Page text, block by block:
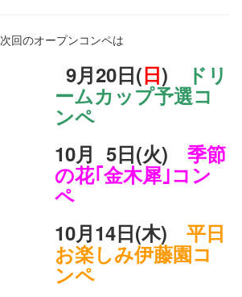
次回のオープンコンペは
9月20日(日) ドリ
ームカップ予選コ
ンペ
10月 5日(火) 季節
の花｢金木犀｣コン
ペ
10月14日(木) 平日
お楽しみ伊藤園コ
ンペ